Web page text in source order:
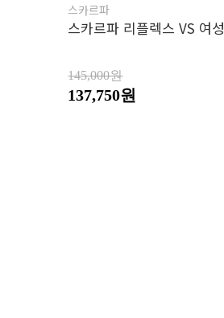
스카르파
스카르파 리플렉스 VS 여성
145,000원
137,750원